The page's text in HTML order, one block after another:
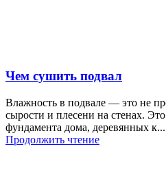
Чем сушить подвал
Влажность в подвале — это не
сырости и плесени на стенах. Это
фундамента дома, деревянных к...
Продолжить чтение